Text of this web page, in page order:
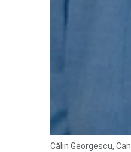
Călin Georgescu,